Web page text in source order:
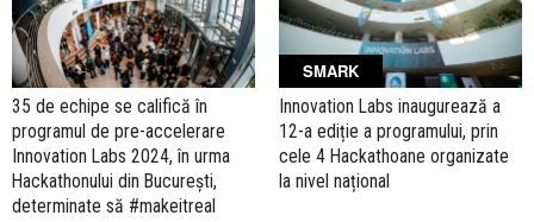
35 de echipe se califică în
programul de pre-accelerare
Innovation Labs 2024, în urma
Hackathonului din București,
determinate să #makeitreal
SMARK
Innovation Labs inaugurează a
12-a ediție a programului, prin
cele 4 Hackathoane organizate
la nivel național